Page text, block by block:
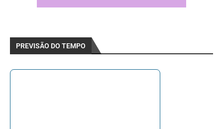
PREVISÃO DO TEMPO